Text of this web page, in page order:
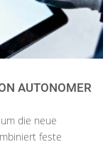
AUTONOMER
die neue
feste